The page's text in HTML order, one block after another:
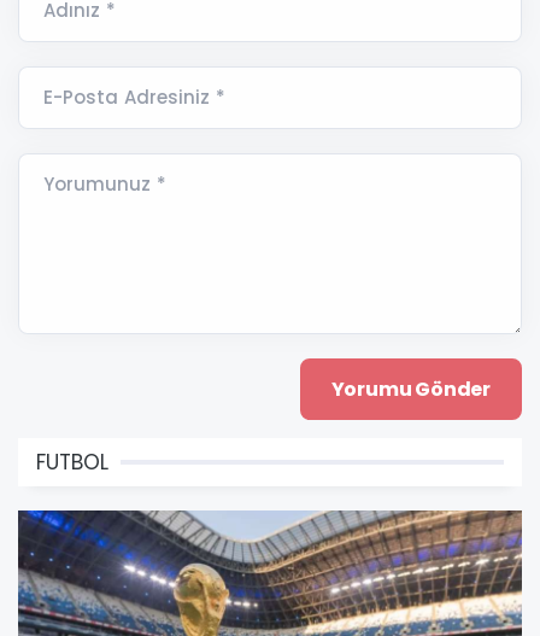
Adınız *
E-Posta Adresiniz *
Yorumunuz *
FUTBOL